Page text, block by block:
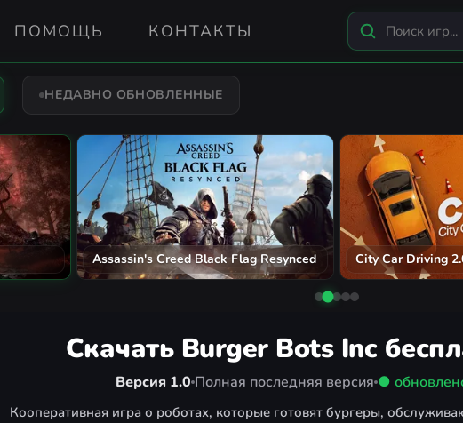
ПОМОЩЬ КОНТАКТЫ
НЕДАВНО ОБНОВЛЕННЫЕ
Assassin's Creed Black Flag Resynced City Car Driving
Скачать Burger Bots Inc
Версия 1.0 Полная последняя версия ●
Кооперативная игра о роботах, которые готовят бургеры,